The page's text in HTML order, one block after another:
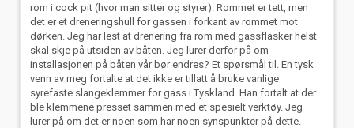
rom i cock pit (hvor man sitter og styrer). Rommet er tett, men
det er et dreneringshull for gassen i forkant av rommet mot
dørken. Jeg har lest at drenering fra rom med gassflasker helst
skal skje på utsiden av båten. Jeg lurer derfor på om
installasjonen på båten vår bør endres? Et spørsmål til. En tysk
venn av meg fortalte at det ikke er tillatt å bruke vanlige
syrefaste slangeklemmer for gass i Tyskland. Han fortalt at der
ble klemmene presset sammen med et spesielt verktøy. Jeg
lurer på om det er noen som har noen synspunkter på dette.